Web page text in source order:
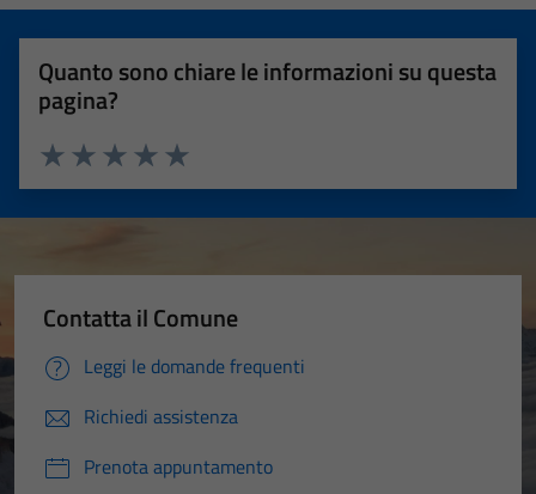
Quanto sono chiare le informazioni su questa
pagina?
Valuta 5 stelle su 5
Valuta 4 stelle su 5
Valuta 3 stelle su 5
Valuta 2 stelle su 5
Valuta 1 stelle su 5
Contatta il Comune
Leggi le domande frequenti
Richiedi assistenza
Prenota appuntamento